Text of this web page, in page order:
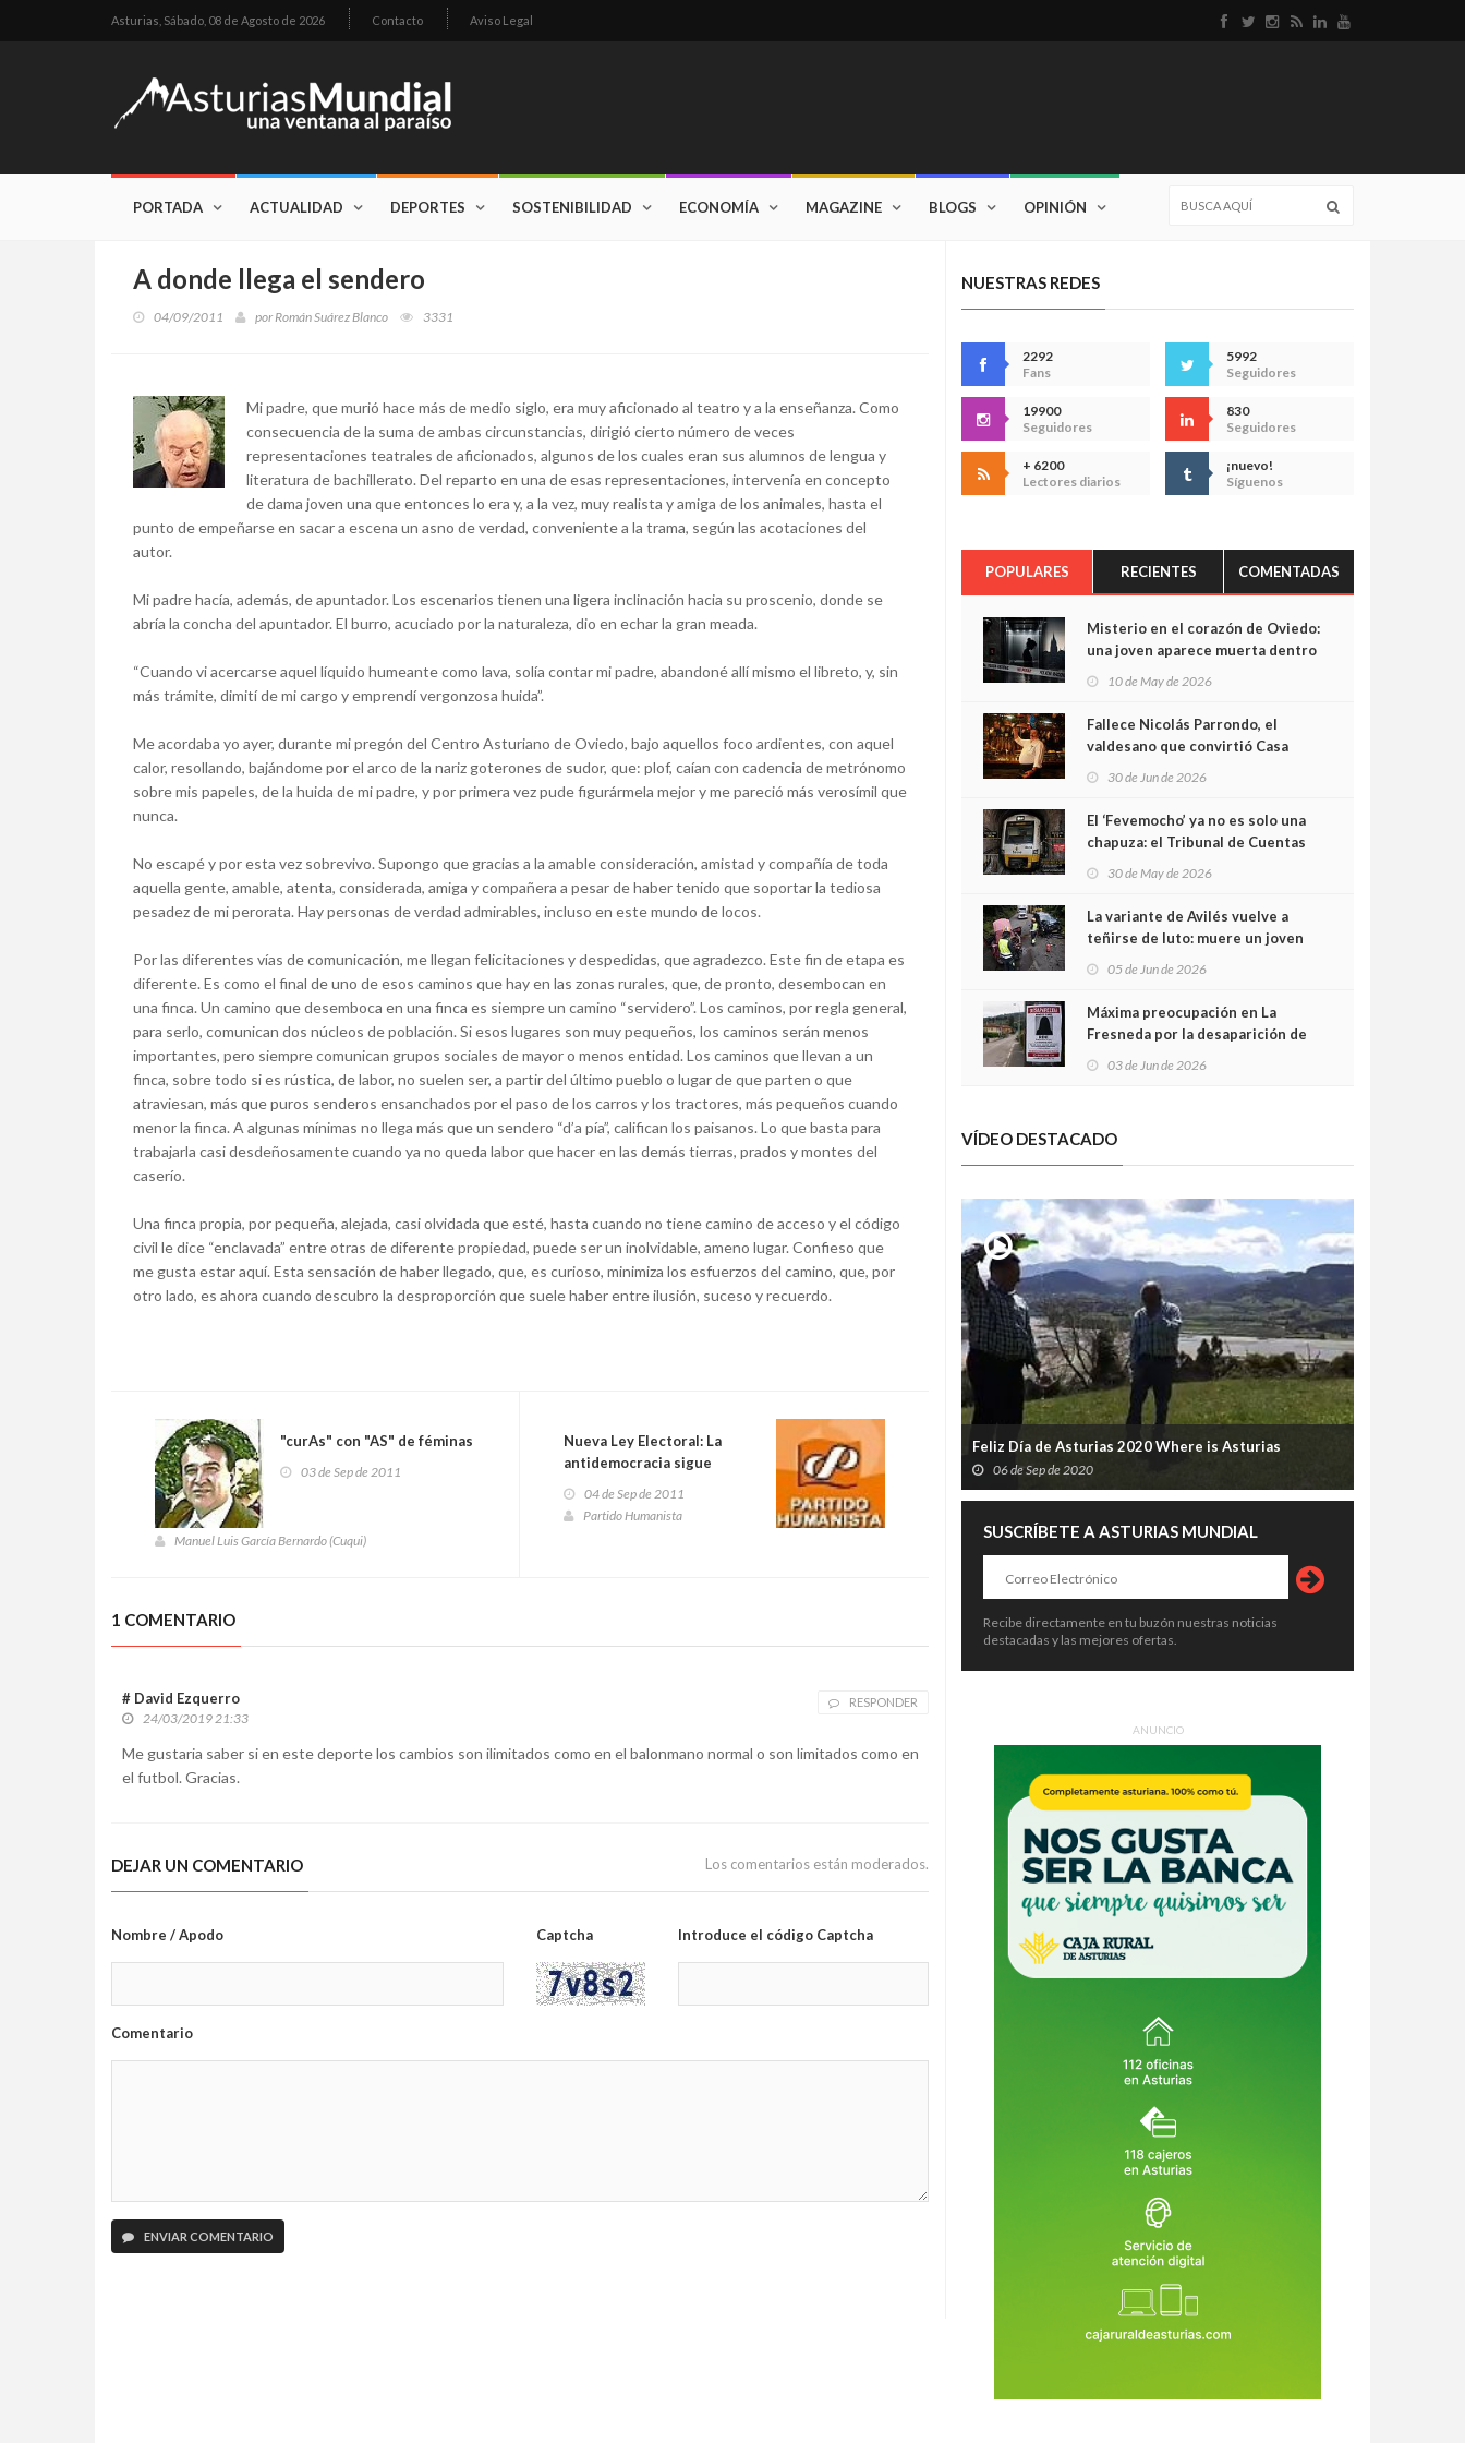
Asturias, Sábado, 08 de Agosto de 2026 Contacto Aviso Legal
PORTADA ACTUALIDAD DEPORTES SOSTENIBILIDAD ECONOMÍA MAGAZINE BLOGS OPINIÓN
A donde llega el sendero
04/09/2011 porRomán Suárez Blanco 3331
Mi padre, que murió hace más de medio siglo, era muy aficionado al teatro y a la enseñanza. Como
consecuencia de la suma de ambas circunstancias, dirigió cierto número de veces
representaciones teatrales de aficionados, algunos de los cuales eran sus alumnos de lengua y
literatura de bachillerato. Del reparto en una de esas representaciones, intervenía en concepto
de dama joven una que entonces lo era y, a la vez, muy realista y amiga de los animales, hasta el
punto de empeñarse en sacar a escena un asno de verdad, conveniente a la trama, según las acotaciones del
autor.
Mi padre hacía, además, de apuntador. Los escenarios tienen una ligera inclinación hacia su proscenio, donde se
abría la concha del apuntador. El burro, acuciado por la naturaleza, dio en echar la gran meada.
“Cuando vi acercarse aquel líquido humeante como lava, solía contar mi padre, abandoné allí mismo el libreto, y, sin
más trámite, dimití de mi cargo y emprendí vergonzosa huida”.
Me acordaba yo ayer, durante mi pregón del Centro Asturiano de Oviedo, bajo aquellos foco ardientes, con aquel
calor, resollando, bajándome por el arco de la nariz goterones de sudor, que: plof, caían con cadencia de metrónomo
sobre mis papeles, de la huida de mi padre, y por primera vez pude figurármela mejor y me pareció más verosímil que
nunca.
No escapé y por esta vez sobrevivo. Supongo que gracias a la amable consideración, amistad y compañía de toda
aquella gente, amable, atenta, considerada, amiga y compañera a pesar de haber tenido que soportar la tediosa
pesadez de mi perorata. Hay personas de verdad admirables, incluso en este mundo de locos.
Por las diferentes vías de comunicación, me llegan felicitaciones y despedidas, que agradezco. Este fin de etapa es
diferente. Es como el final de uno de esos caminos que hay en las zonas rurales, que, de pronto, desembocan en
una finca. Un camino que desemboca en una finca es siempre un camino “servidero”. Los caminos, por regla general,
para serlo, comunican dos núcleos de población. Si esos lugares son muy pequeños, los caminos serán menos
importantes, pero siempre comunican grupos sociales de mayor o menos entidad. Los caminos que llevan a un
finca, sobre todo si es rústica, de labor, no suelen ser, a partir del último pueblo o lugar de que parten o que
atraviesan, más que puros senderos ensanchados por el paso de los carros y los tractores, más pequeños cuando
menor la finca. A algunas mínimas no llega más que un sendero “d’a pía”, califican los paisanos. Lo que basta para
trabajarla casi desdeñosamente cuando ya no queda labor que hacer en las demás tierras, prados y montes del
caserío.
Una finca propia, por pequeña, alejada, casi olvidada que esté, hasta cuando no tiene camino de acceso y el código
civil le dice “enclavada” entre otras de diferente propiedad, puede ser un inolvidable, ameno lugar. Confieso que
me gusta estar aquí. Esta sensación de haber llegado, que, es curioso, minimiza los esfuerzos del camino, que, por
otro lado, es ahora cuando descubro la desproporción que suele haber entre ilusión, suceso y recuerdo.
"curAs" con "AS" de féminas
03 de Sep de 2011
Manuel Luis García Bernardo (Cuqui)
Nueva Ley Electoral: La
antidemocracia sigue
04 de Sep de 2011
Partido Humanista
1 COMENTARIO
# David Ezquerro RESPONDER
24/03/2019 21:33
Me gustaria saber si en este deporte los cambios son ilimitados como en el balonmano normal o son limitados como en
el futbol. Gracias.
DEJAR UN COMENTARIO Los comentarios están moderados.
Nombre / Apodo Captcha Introduce el código Captcha
Comentario
ENVIAR COMENTARIO
NUESTRAS REDES
2292
Fans
5992
Seguidores
19900
Seguidores
830
Seguidores
+ 6200
Lectores diarios
¡nuevo!
Síguenos
POPULARES RECIENTES COMENTADAS
Misterio en el corazón de Oviedo:
una joven aparece muerta dentro
cámaras captan sus últimos
minutos
10 de May de 2026
Fallece Nicolás Parrondo, el
valdesano que convirtió Casa
30 de Jun de 2026
El ‘Fevemocho’ ya no es solo una
chapuza: el Tribunal de Cuentas
sobrecoste de los trenes que no
cabían por los túneles
30 de May de 2026
La variante de Avilés vuelve a
teñirse de luto: muere un joven
05 de Jun de 2026
Máxima preocupación en La
Fresneda por la desaparición de
03 de Jun de 2026
VÍDEO DESTACADO
Feliz Día de Asturias 2020 Where is Asturias
06 de Sep de 2020
SUSCRÍBETE A ASTURIAS MUNDIAL
Recibe directamente en tu buzón nuestras noticias
destacadas y las mejores ofertas.
ANUNCIO